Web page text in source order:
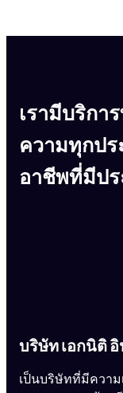
เรามีบริกา
ความทุกป
อาชีพที่มีป
บริษัท เอกนิติ
เป็นบริษัทที่มีควา